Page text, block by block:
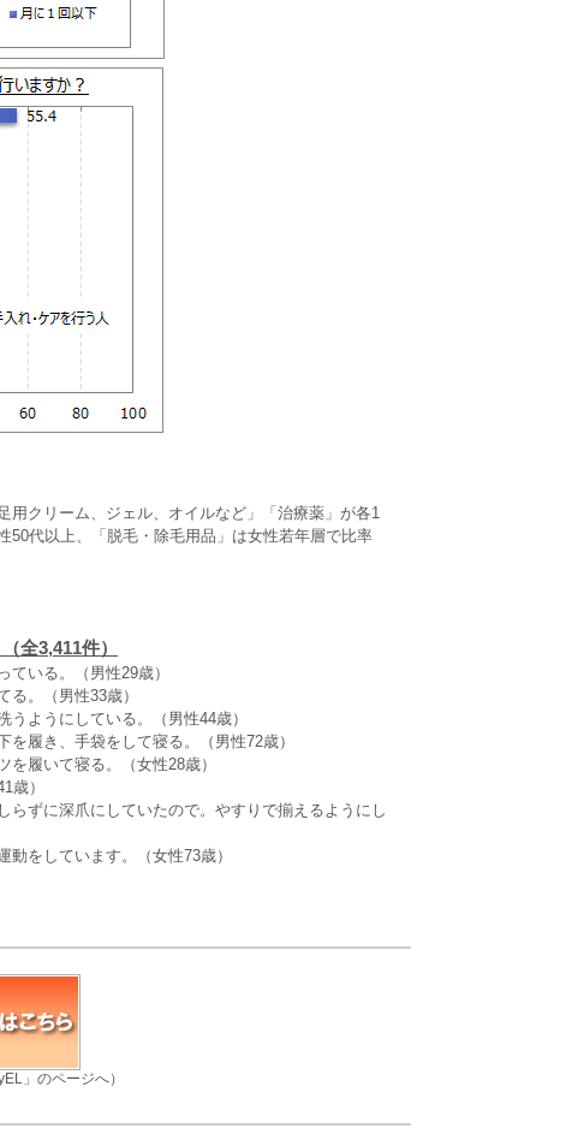
用クリーム、ジェル、オイルなど」「治療薬」が各1
50代以上、「脱毛・除毛用品」は女性若年層で比率
全3,411件）
ている。（男性29歳）
る。（男性33歳）
うようにしている。（男性44歳）
履き、手袋をして寝る。（男性72歳）
を履いて寝る。（女性28歳）
歳）
らずに深爪にしていたので。やすりで揃えるようにし
動をしています。（女性73歳）
」のページへ）